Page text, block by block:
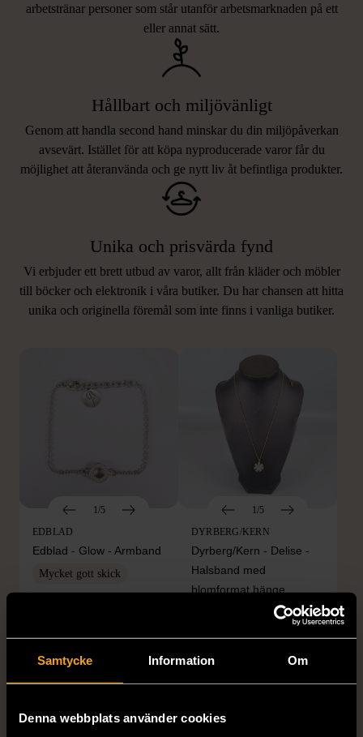
Samtycke Information Om
Denna webbplats använder cookies
arbetstränar personer som står utanför arbetsmarknaden på ett
eller annat sätt.
Hållbart och miljövänligt
Genom att handla second hand minskar du din miljöpåverkan
avsevärt. Istället för att köpa nyproducerade varor får du
möjlighet att återanvända och ge nytt liv åt befintliga produkter.
Unika och prisvärda fynd
Vi erbjuder ett brett utbud av varor, allt från kläder och möbler
till böcker och elektronik i våra butiker. Du har chansen att hitta
unika och originella föremål som inte finns i vanliga butiker.
LIKNANDE PRODUKTER
Hitta produkter som påminner om denna
1/5
EDBLAD
Edblad - Glow - Armband
Mycket gott skick
1/5
DYRBERG/KERN
Dyrberg/Kern - Delise -
Halsband med
blomformat hänge
Mycket gott skick